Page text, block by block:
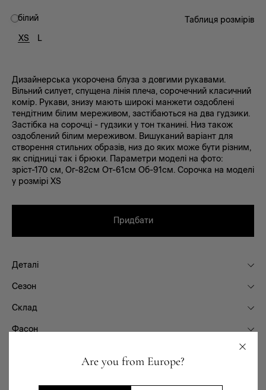
Are you from Europe?
білий
XS
L
Таблиця розмірів
Дизайнерська укорочена блуза з довгими рукавами.
Вільний силует, спущена лінія плеча, сорочечний класичний
комір. Рукави, знизу мають широкі манжети оздоблені
тендітним білим мереживом, застібаються на два гудзики.
Застібка на сорочці - гудзики у тон тканині. Низ також
оздоблений білим мереживом. Вишуканий варіант для
створення стильних образів, низ до яких може бути різним,
як спідниці так і брюки. Параметри моделі на фото:
зріст-170 см, Ог-82см От-61см Об-91см. Сорочка на моделі
у розмірі XS
Придбати
Деталі
Сезон
Склад
Фасон
Доставка та повернення